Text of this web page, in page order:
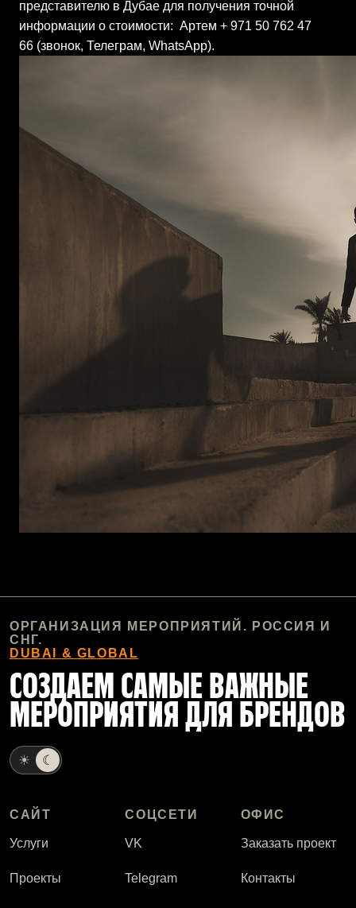
представителю в Дубае для получения точной
информации о стоимости: Артем + 971 50 762 47
66 (звонок, Телеграм, WhatsApp).
ОРГАНИЗАЦИЯ МЕРОПРИЯТИЙ. РОССИЯ И
СНГ.
DUBAI & GLOBAL
СОЗДАЕМ САМЫЕ ВАЖНЫЕ
МЕРОПРИЯТИЯ ДЛЯ БРЕНДОВ
☀ ☾
САЙТ
Услуги
Проекты
СОЦСЕТИ
VK
Telegram
ОФИС
Заказать проект
Контакты